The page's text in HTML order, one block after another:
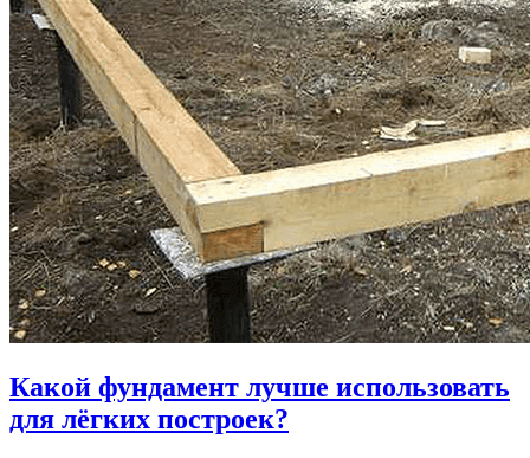
Какой фундамент лучше использовать
для лёгких построек?